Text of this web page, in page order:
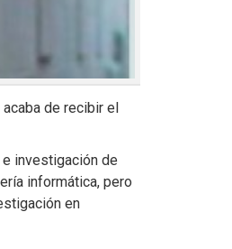
acaba de recibir el
investigación de
informática, pero
en